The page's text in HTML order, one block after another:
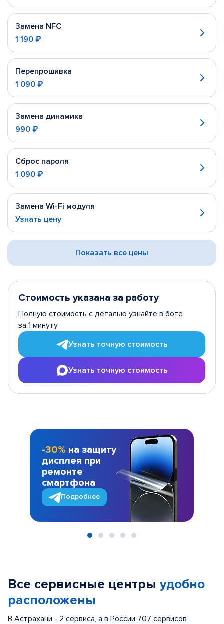
Замена NFC
1 190 ₽
Перепрошивка
1 090 ₽
Замена динамика
990 ₽
Сброс пароля
1 090 ₽
Замена Wi-Fi модуля
Узнать цену
Показать все цены
Стоимость указана за работу
Полную стоимость с деталью узнайте в боте
за 1 минуту
Узнать точную стоимость
Узнать точную стоимость
-30% на защиту
дисплея при
ремонте
смартфона
Подробнее
Все сервисные центры удобно
расположены
В Астрахани - 2 сервиса, а в России 707 сервисов